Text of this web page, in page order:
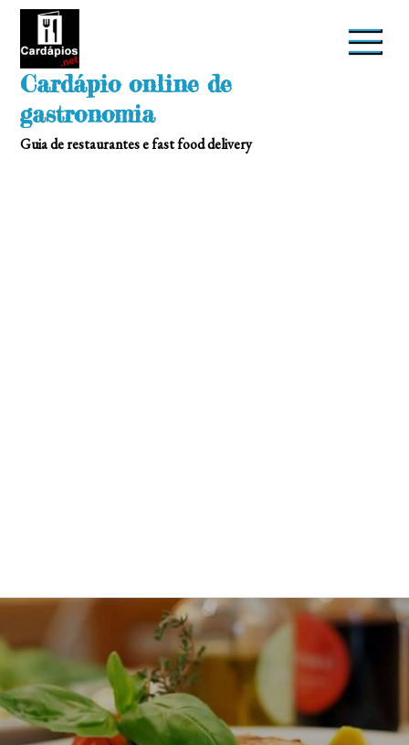
Skip
Cardápio online de
gastronomia
Guia de restaurantes e fast food delivery